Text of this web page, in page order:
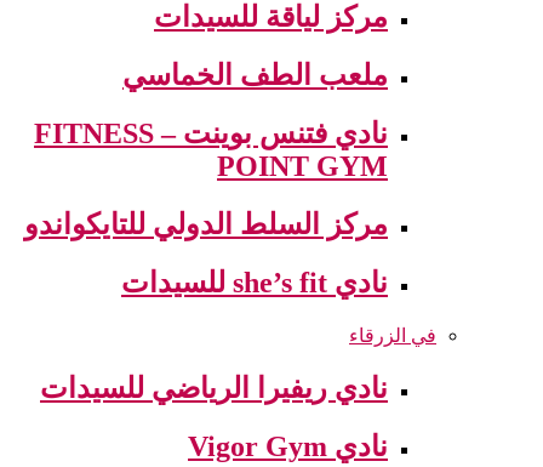
مركز لياقة للسيدات
ملعب الطف الخماسي
نادي فتنس بوينت – FITNESS
POINT GYM
مركز السلط الدولي للتايكواندو
نادي she’s fit للسيدات
في الزرقاء
نادي ريفيرا الرياضي للسيدات
نادي Vigor Gym